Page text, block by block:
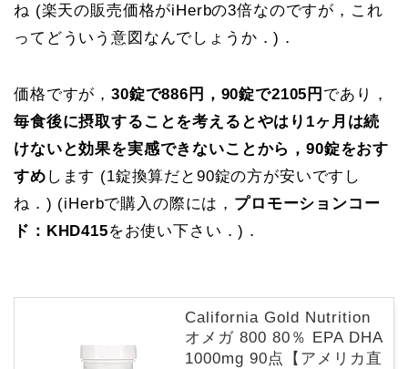
ね (楽天の販売価格がiHerbの3倍なのですが，これ
ってどういう意図なんでしょうか．)．
価格ですが，30錠で886円，90錠で2105円 であり，
毎食後に摂取することを考えるとやはり1ヶ月は続
けないと効果を実感できないことから，90錠をおす
すめ します (1錠換算だと90錠の方が安いですし
ね．) (iHerbで購入の際には， プロモーションコー
ド：KHD415をお使い下さい．)．
California Gold Nutrition
オメガ 800 80％ EPA DHA
1000mg 90点【アメリカ直